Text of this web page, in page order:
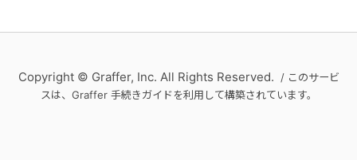
Copyright © Graffer, Inc. All Rights Reserved. / このサービ
スは、Graffer 手続きガイドを利用して構築されています。